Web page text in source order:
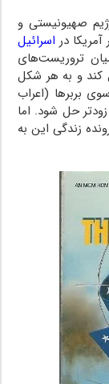
صهیونیستی و
در اسرائیل
تروریست‌های
کند و به هر شکل
بربرها (اعراب
حل شود. اما
زندگی این به